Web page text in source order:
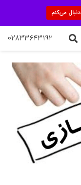
۰۲۸۳۳۶۴۳۱۹۲
دنبال می‌کنم